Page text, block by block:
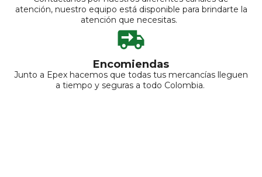
atención, nuestro equipo está disponible para brindarte la
atención que necesitas.
Encomiendas
Junto a Epex hacemos que todas tus mercancías lleguen
a tiempo y seguras a todo Colombia.